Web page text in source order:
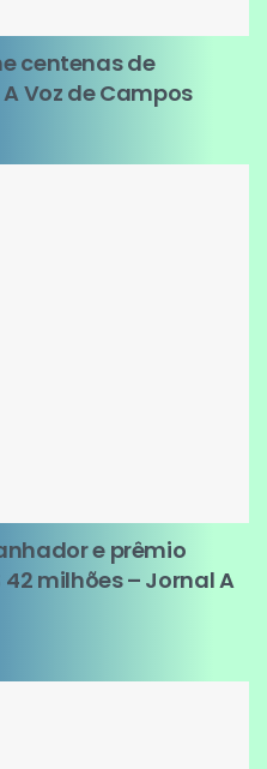
centenas de
Voz de Campos
e prêmio
milhões – Jornal A